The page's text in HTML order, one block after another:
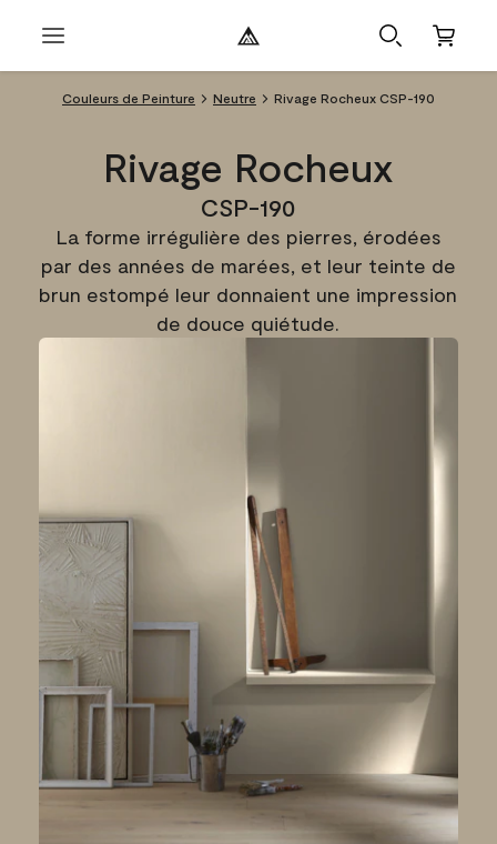
Couleurs de Peinture Neutre Rivage Rocheux CSP-190
Rivage Rocheux
CSP-190
La forme irrégulière des pierres, érodées
par des années de marées, et leur teinte de
brun estompé leur donnaient une impression
de douce quiétude.